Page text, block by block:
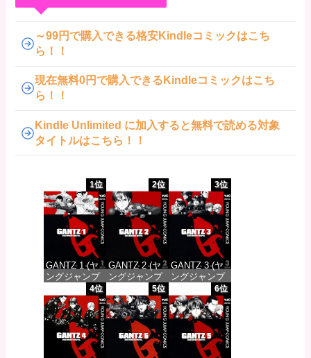
～99円で購入できる格安Kindleコミックはこち
ら！！
現在無料0円で購入できるKindleコミックはこち
ら！！
Kindle Unlimited に加入すると無料で読める対象
タイトルはこちら！！
1位
GANTZ 1 (ヤ
ングジャンプ
コミックス
DIGITAL)
価格：¥100
2位
GANTZ 2 (ヤ
ングジャンプ
コミックス
DIGITAL)
価格：¥100
3位
GANTZ 3 (ヤ
ングジャンプ
コミックス
DIGITAL)
価格：¥100
4位 5位 6位